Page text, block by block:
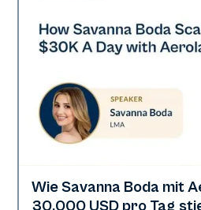
Neo + Era | Präsentationen
Wie Savanna Boda mit